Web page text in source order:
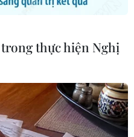
binh sỹ nước
thực hiện Nghị